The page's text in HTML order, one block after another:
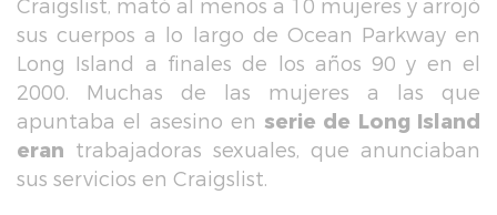
Craigslist, mató al menos a 10 mujeres y arrojó
sus cuerpos a lo largo de Ocean Parkway en
Long Island a finales de los años 90 y en el
2000. Muchas de las mujeres a las que
apuntaba el asesino en serie de Long Island
eran trabajadoras sexuales, que anunciaban
sus servicios en Craigslist.